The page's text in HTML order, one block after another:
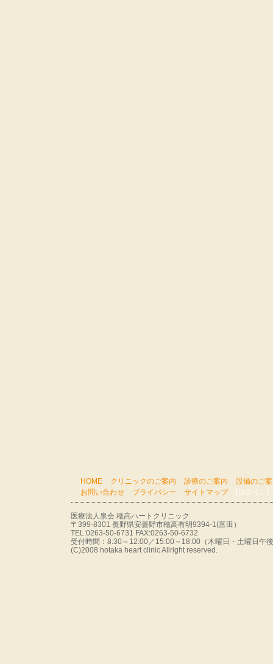
HOME クリニックのご案内 診療のご案内
設備のご
お問い合わせ
プライバシー サイトマップ [ログイン]
医療法人泉会 穂高ハートクリニック
〒399-8301 長野県安曇野市穂高有明9394-1(富田）
TEL:0263-50-6731 FAX:0263-50-6732
受付時間：8:30～12:00／15:00～18:00（木曜日・土曜日午
(C)2008 hotaka heart clinic Allright reserved.